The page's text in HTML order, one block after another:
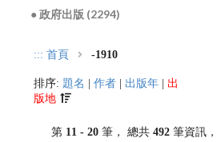
● 政府出版 (2294)
::: 首頁 -1910
排序: 題名 作者 出版年
出
版地
第 11 - 20 筆， 總共 492筆資訊，